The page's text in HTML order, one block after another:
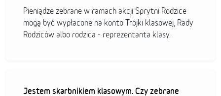
Pieniądze zebrane w ramach akcji Sprytni Rodzice
mogą być wypłacone na konto Trójki klasowej, Rady
Rodziców albo rodzica - reprezentanta klasy.
Jestem skarbnikiem klasowym. Czy zebrane